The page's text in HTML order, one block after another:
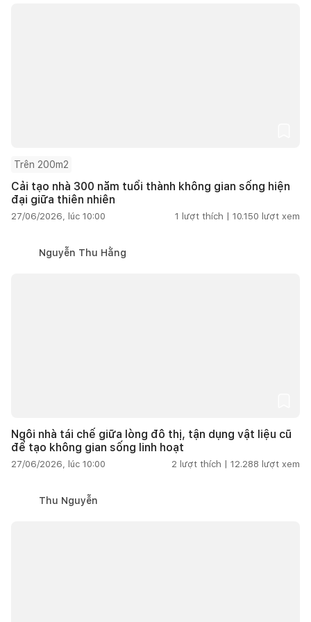
Trên 200m2
Cải tạo nhà 300 năm tuổi thành không gian sống hiện
đại giữa thiên nhiên
27/06/2026, lúc 10:00 1 lượt thích | 10.150 lượt xem
Nguyễn Thu Hằng
Ngôi nhà tái chế giữa lòng đô thị, tận dụng vật liệu cũ
để tạo không gian sống linh hoạt
27/06/2026, lúc 10:00 2 lượt thích | 12.288 lượt xem
Thu Nguyễn